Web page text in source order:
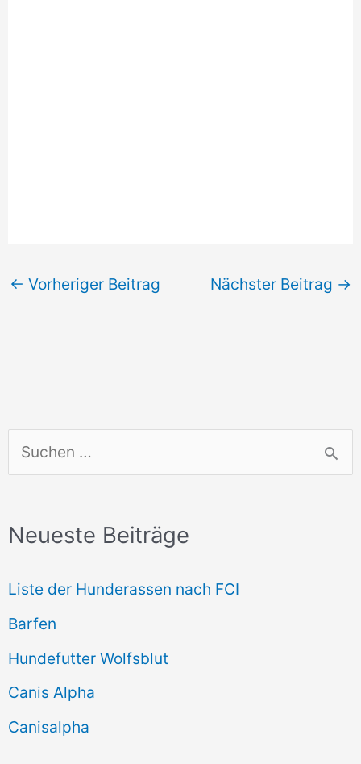
u
h
n
n
a
c
h
Neueste Beiträge
Liste der Hunderassen nach FCI
Barfen
Hundefutter Wolfsblut
Canis Alpha
Canisalpha
← Vorheriger Beitrag Nächster Beitrag →